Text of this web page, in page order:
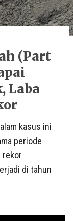
(Part
Laba
kasus ini
periode
rekor
di tahun